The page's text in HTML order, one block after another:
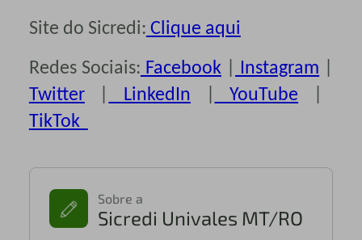
Site do Sicredi: Clique aqui
Redes Sociais: Facebook| Instagram
Twitter| LinkedIn YouTube
TikTok
Sobre a
Sicredi Univales MT/RO